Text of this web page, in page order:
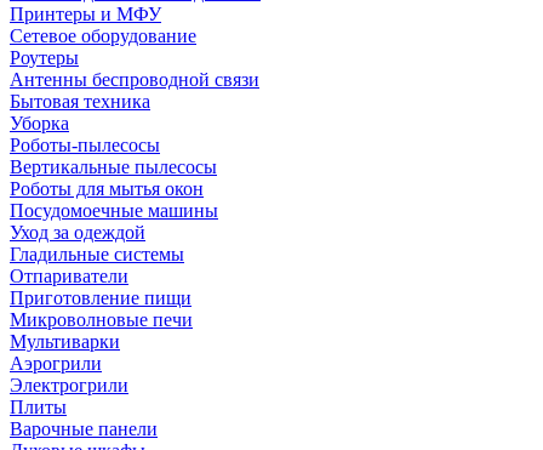
Принтеры и МФУ
Сетевое оборудование
Роутеры
Антенны беспроводной связи
Бытовая техника
Уборка
Роботы-пылесосы
Вертикальные пылесосы
Роботы для мытья окон
Посудомоечные машины
Уход за одеждой
Гладильные системы
Отпариватели
Приготовление пищи
Микроволновые печи
Мультиварки
Аэрогрили
Электрогрили
Плиты
Варочные панели